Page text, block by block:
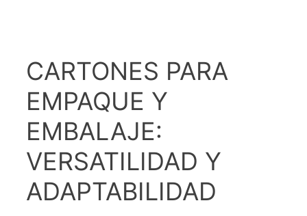
CARTONES PARA
EMPAQUE Y
EMBALAJE:
VERSATILIDAD Y
ADAPTABILIDAD